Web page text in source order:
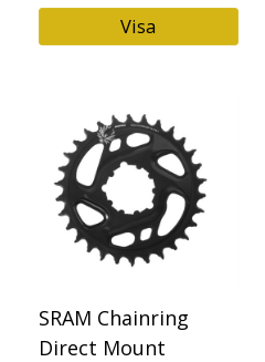
Visa
SRAM Chainring
Direct Mount